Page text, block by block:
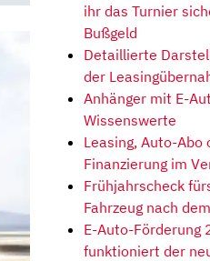
ihr das Turnier
Bußgeld
Detaillierte
der
Anhänger mit E-
Wissenswerte
Leasing, Auto-Abo
Finanzierung im
Frühjahrscheck
Fahrzeug nach
E-Auto-Förderung
funktioniert der